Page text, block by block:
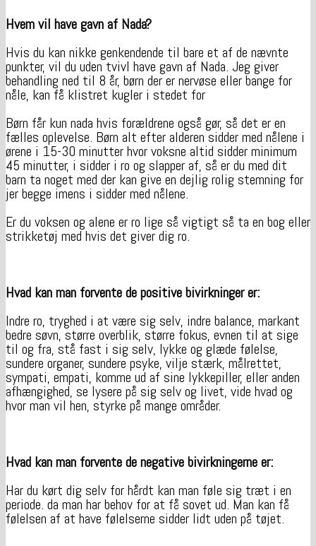
Hvem vil have gavn af Nada?
Hvis du kan nikke genkendende til bare et af de nævnte
punkter, vil du uden tvivl have gavn af Nada. Jeg giver
behandling ned til 8 år, børn der er nervøse eller bange for
nåle, kan få klistret kugler i stedet for
Børn får kun nada hvis forældrene også gør, så det er en
fælles oplevelse. Børn alt efter alderen sidder med nålene i
ørene i 15-30 minutter hvor voksne altid sidder minimum
45 minutter, i sidder i ro og slapper af, så er du med dit
barn ta noget med der kan give en dejlig rolig stemning for
jer begge imens i sidder med nålene.
Er du voksen og alene er ro lige så vigtigt så ta en bog eller
strikketøj med hvis det giver dig ro.
Hvad kan man forvente de positive bivirkninger er:
Indre ro, tryghed i at være sig selv, indre balance, markant
bedre søvn, større overblik, større fokus, evnen til at sige
til og fra, stå fast i sig selv, lykke og glæde følelse,
sundere organer, sundere psyke, vilje stærk, målrettet,
sympati, empati, komme ud af sine lykkepiller, eller anden
afhængighed, se lysere på sig selv og livet, vide hvad og
hvor man vil hen, styrke på mange områder.
Hvad kan man forvente de negative bivirkningerne er:
Har du kørt dig selv for hårdt kan man føle sig træt i en
periode. da man har behov for at få sovet ud. Man kan få
følelsen af at have følelserne sidder lidt uden på tøjet.